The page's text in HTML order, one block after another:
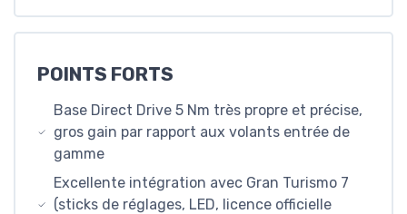
POINTS FORTS
Base Direct Drive 5 Nm très propre et précise,
gros gain par rapport aux volants entrée de
gamme
Excellente intégration avec Gran Turismo 7
(sticks de réglages, LED, licence officielle